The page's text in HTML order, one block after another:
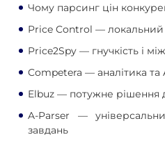
Чому парсинг цін
Price Control — локальний
Price2Spy — гнучкість і
Competera — аналітика та
Elbuz — потужне рішення
A-Parser —
завдань